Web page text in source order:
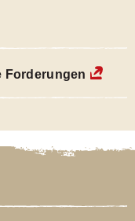
Forderungen